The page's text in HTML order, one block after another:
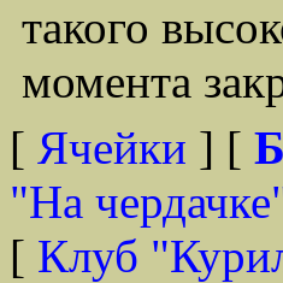
такого
момента
[ Ячейки ] [
"На
[ Клуб